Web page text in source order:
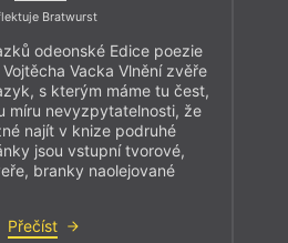
Bratwurst
odeonské Edice poezie
Vacka Vlnění zvěře
s kterým máme tu čest,
míru nevyzpytatelnosti, že
najít v knize podruhé
jsou vstupní tvorové,
branky naolejované
Přečíst